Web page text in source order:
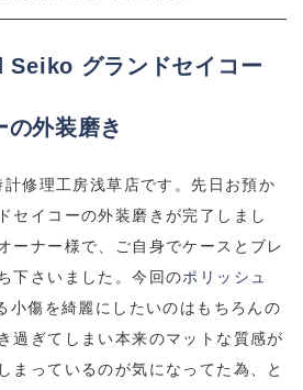
e
o
e
Seiko グランドセイコー
の外装磨き
修理工房浅草店です。先日お預か
セイコーの外装磨きが完了しまし
ーナー様で、ご自身でケースとブレ
下さいました。今回のポリッシュ
小傷を綺麗にしたいのはもちろんの
過ぎてしまい本来のマットな質感が
まっているのが気になってた為、と